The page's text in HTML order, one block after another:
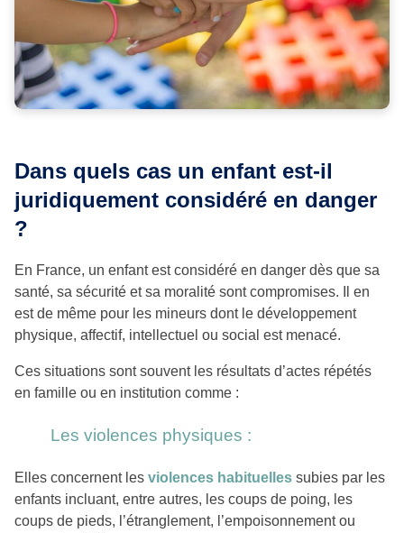
Dans quels cas un enfant est-il
juridiquement considéré en danger
?
En France, un enfant est considéré en danger dès que sa
santé, sa sécurité et sa moralité sont compromises. Il en
est de même pour les mineurs dont le développement
physique, affectif, intellectuel ou social est menacé.
Ces situations sont souvent les résultats d’actes répétés
en famille ou en institution comme :
Les violences physiques :
Elles concernent les violences habituelles subies par les
enfants incluant, entre autres, les coups de poing, les
coups de pieds, l’étranglement, l’empoisonnement ou